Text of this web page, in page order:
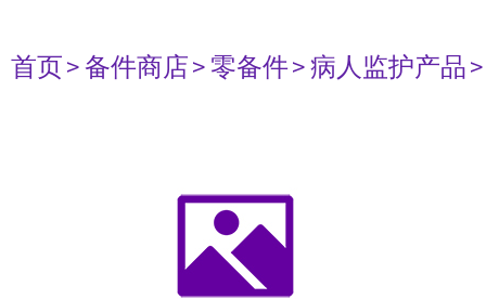
首页> 备件商店> 零备件> 病人监护产品